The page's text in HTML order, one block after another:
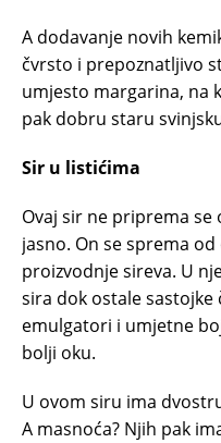
A dodavanje novih
čvrsto i prepoznatljivo
umjesto margarina, na
pak dobru staru
Sir u listićima
Ovaj sir ne priprema se
jasno. On se sprema
proizvodnje sireva. U
sira dok ostale sastojke
emulgatori i umjetne
bolji oku.
U ovom siru ima
A masnoća? Njih pak